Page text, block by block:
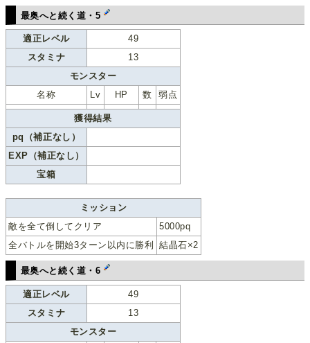
最奥へと続く道・5
適正レベル
49
スタミナ
13
モンスター
名称
Lv HP 数 弱点
獲得結果
pq（補正なし）
EXP（補正なし）
宝箱
ミッション
敵を全て倒してクリア
5000pq
全バトルを開始3ターン以内に勝利
結晶石×2
最奥へと続く道・6
適正レベル
49
スタミナ
13
モンスター